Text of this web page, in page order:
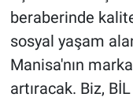
beraberinde
sosyal yaşam
Manisa'nın
artıracak. Biz,